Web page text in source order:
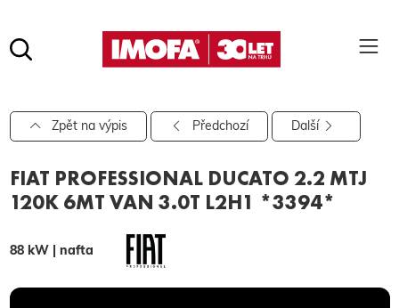
hledat
Pro vyhledávání zadejte alespoň 3 znaky.
Zpět na výpis Předchozí Další
FIAT PROFESSIONAL DUCATO 2.2 MTJ
120K 6MT VAN 3.0T L2H1 *3394*
88 kW | nafta